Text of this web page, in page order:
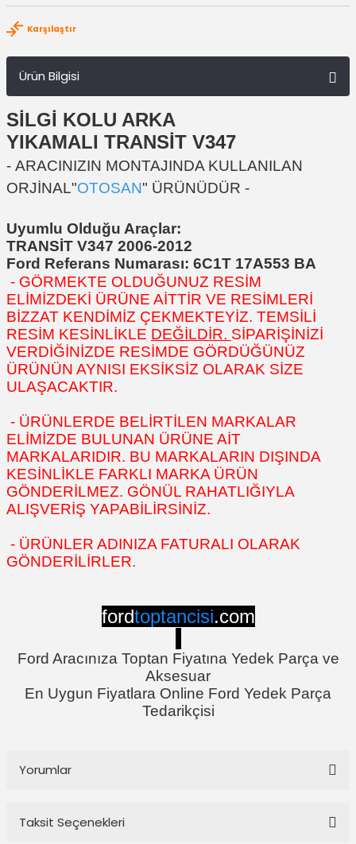
Karşılaştır
Ürün Bilgisi
SİLGİ KOLU ARKA
YIKAMALI TRANSİT V347
- ARACINIZIN MONTAJINDA KULLANILAN
ORJİNAL"OTOSAN" ÜRÜNÜDÜR -
Uyumlu Olduğu Araçlar:
TRANSİT V347 2006-2012
Ford Referans Numarası: 6C1T 17A553 BA
- GÖRMEKTE OLDUĞUNUZ RESİM
ELİMİZDEKİ ÜRÜNE AİTTİR VE RESİMLERİ
BİZZAT KENDİMİZ ÇEKMEKTEYİZ. TEMSİLİ
RESİM KESİNLİKLE DEĞİLDİR. SİPARİŞİNİZİ
VERDİĞİNİZDE RESİMDE GÖRDÜĞÜNÜZ
ÜRÜNÜN AYNISI EKSİKSİZ OLARAK SİZE
ULAŞACAKTIR.
- ÜRÜNLERDE BELİRTİLEN MARKALAR
ELİMİZDE BULUNAN ÜRÜNE AİT
MARKALARIDIR. BU MARKALARIN DIŞINDA
KESİNLİKLE FARKLI MARKA ÜRÜN
GÖNDERİLMEZ. GÖNÜL RAHATLIĞIYLA
ALIŞVERİŞ YAPABİLİRSİNİZ.
- ÜRÜNLER ADINIZA FATURALI OLARAK
GÖNDERİLİRLER.
fordtoptancisi.com
Ford Aracınıza Toptan Fiyatına Yedek Parça ve
Aksesuar
En Uygun Fiyatlara Online Ford Yedek Parça
Tedarikçisi
Yorumlar
Taksit Seçenekleri